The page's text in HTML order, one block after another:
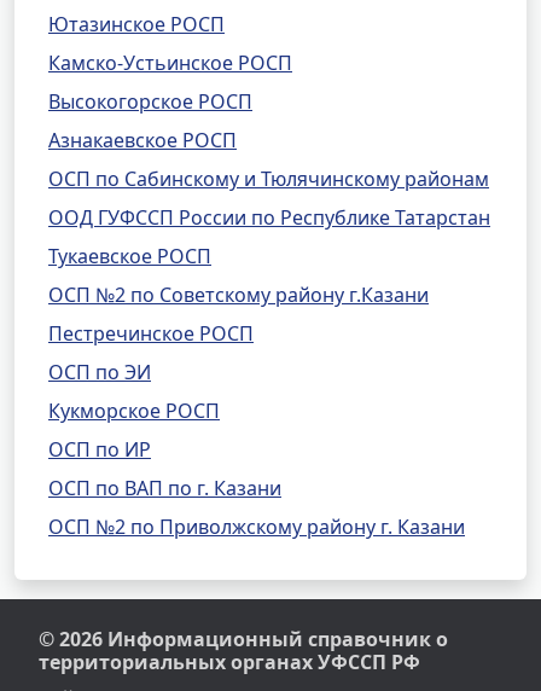
Ютазинское РОСП
Камско-Устьинское РОСП
Высокогорское РОСП
Азнакаевское РОСП
ОСП по Сабинскому и Тюлячинскому районам
ООД ГУФССП России по Республике Татарстан
Тукаевское РОСП
ОСП №2 по Советскому району г.Казани
Пестречинское РОСП
ОСП по ЭИ
Кукморское РОСП
ОСП по ИР
ОСП по ВАП по г. Казани
ОСП №2 по Приволжскому району г. Казани
© 2026 Информационный справочник о
территориальных органах УФССП РФ